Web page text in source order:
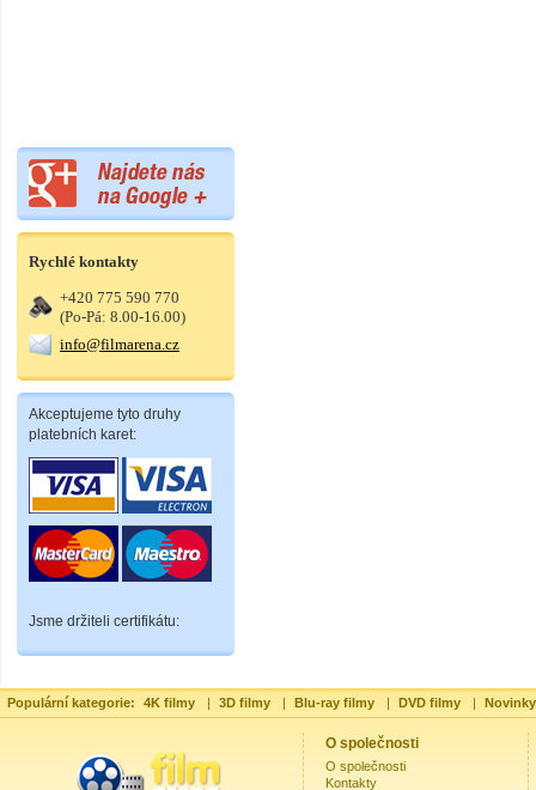
Rychlé kontakty
+420 775 590 770
(Po-Pá: 8.00-16.00)
info@filmarena.cz
Akceptujeme tyto druhy
platebních karet:
Jsme držiteli certifikátu:
Populární kategorie: 4K filmy | 3D filmy | Blu-ray filmy | DVD filmy |
O společnosti
O společnosti
Kontakty